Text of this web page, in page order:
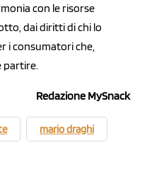
con le risorse
dai diritti di chi lo
i consumatori che,
partire.
Redazione MySnack
mario draghi